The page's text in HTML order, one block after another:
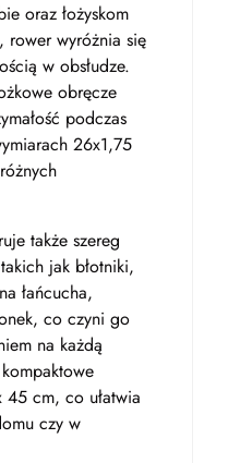
oraz łożyskom
rower wyróżnia się
w obsłudze.
obręcze
podczas
26x1,75
także szereg
jak błotniki,
łańcucha,
co czyni go
na każdą
cm, co ułatwia
czy w